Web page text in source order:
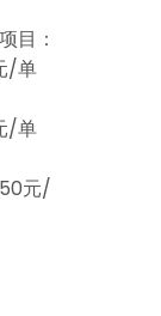
目：
/单
/单
元/